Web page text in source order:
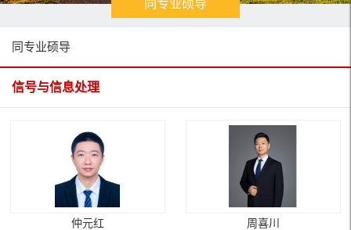
同专业硕导
同专业硕导
信号与信息处理
仲元红 周喜川